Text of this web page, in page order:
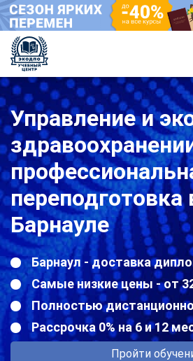
Управление и
переподготовка
Барнауле
Барнаул - доставка
Самые низкие цены - от
Полностью
Рассрочка 0% на 6 и 12
Пройти